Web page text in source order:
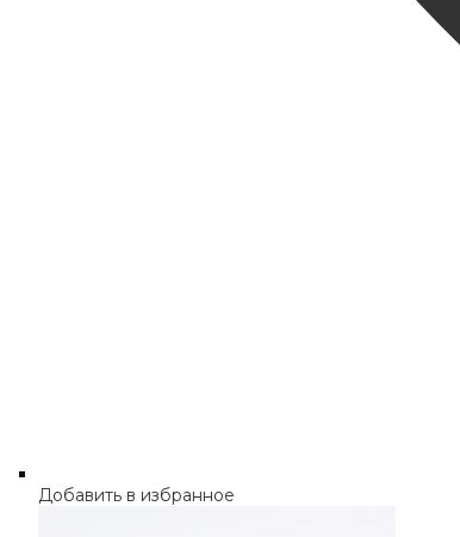
Добавить в избранное